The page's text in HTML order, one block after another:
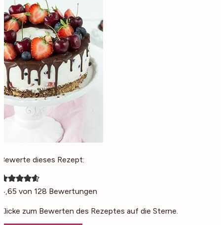
Bewerte dieses Rezept:
4,65 von 128 Bewertungen
Klicke zum Bewerten des Rezeptes auf die Sterne.